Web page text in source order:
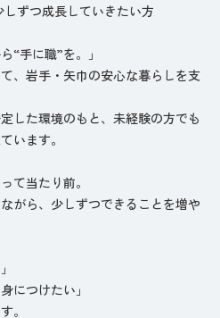
ずつ成長していきたい方
“手に職”を。」
、岩手・矢巾の安心な暮らしを支
した環境のもと、未経験の方でも
います。
て当たり前。
がら、少しずつできることを増や
につけたい」
。